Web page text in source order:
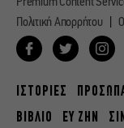
Πολιτική Απορρήτου
ΙΣΤΟΡΙΕΣ
ΒΙΒΛΙΟ
ΕΥ ΖΗΝ